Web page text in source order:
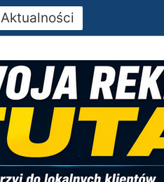
Aktualności